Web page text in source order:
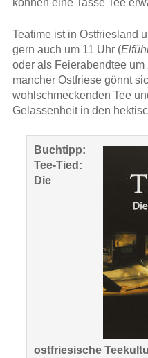
Teatime ist in Ostfriesland
gern auch um 11 Uhr (
oder als Feierabendtee
mancher Ostfriese gönnt
wohlschmeckenden Tee
Gelassenheit in den
Buchtipp:
Tee-Tied:
Die
ostfriesische